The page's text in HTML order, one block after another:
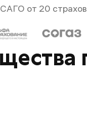
от 20